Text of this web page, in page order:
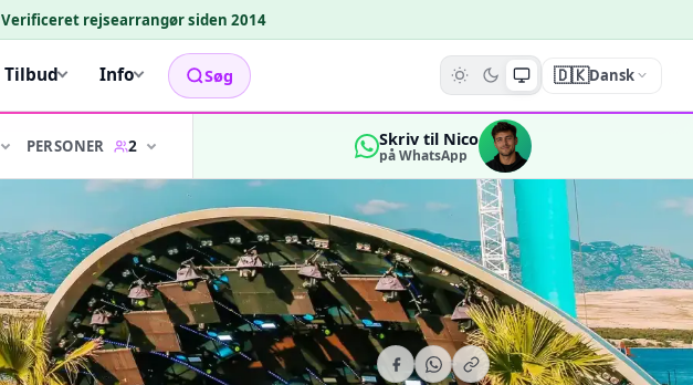
Verificeret rejsearrangør siden 2014
Tilbud Info Søg 🇩🇰Dansk
PERSONER 2 Skriv til Nico
på WhatsApp